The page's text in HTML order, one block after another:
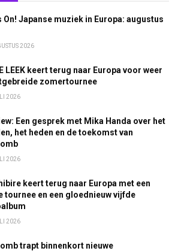
On! Japanse muziek in Europa: augustus
2026
LEEK keert terug naar Europa voor weer
zomertournee
2026
Een gesprek met Mika Handa over het
het heden en de toekomst van
2026
keert terug naar Europa met een
tournee en een gloednieuw vijfde
2026
trapt binnenkort nieuwe